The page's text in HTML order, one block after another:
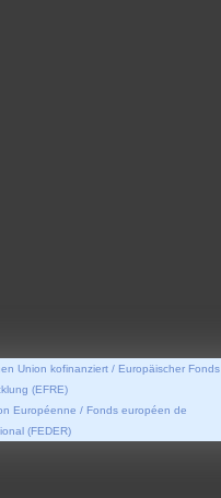
Union kofinanziert / Europäischer Fonds
(EFRE)
Européenne / Fonds européen de
(FEDER)